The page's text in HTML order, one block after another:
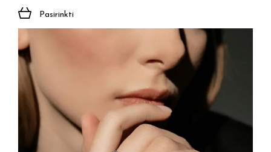
Pasirinkti